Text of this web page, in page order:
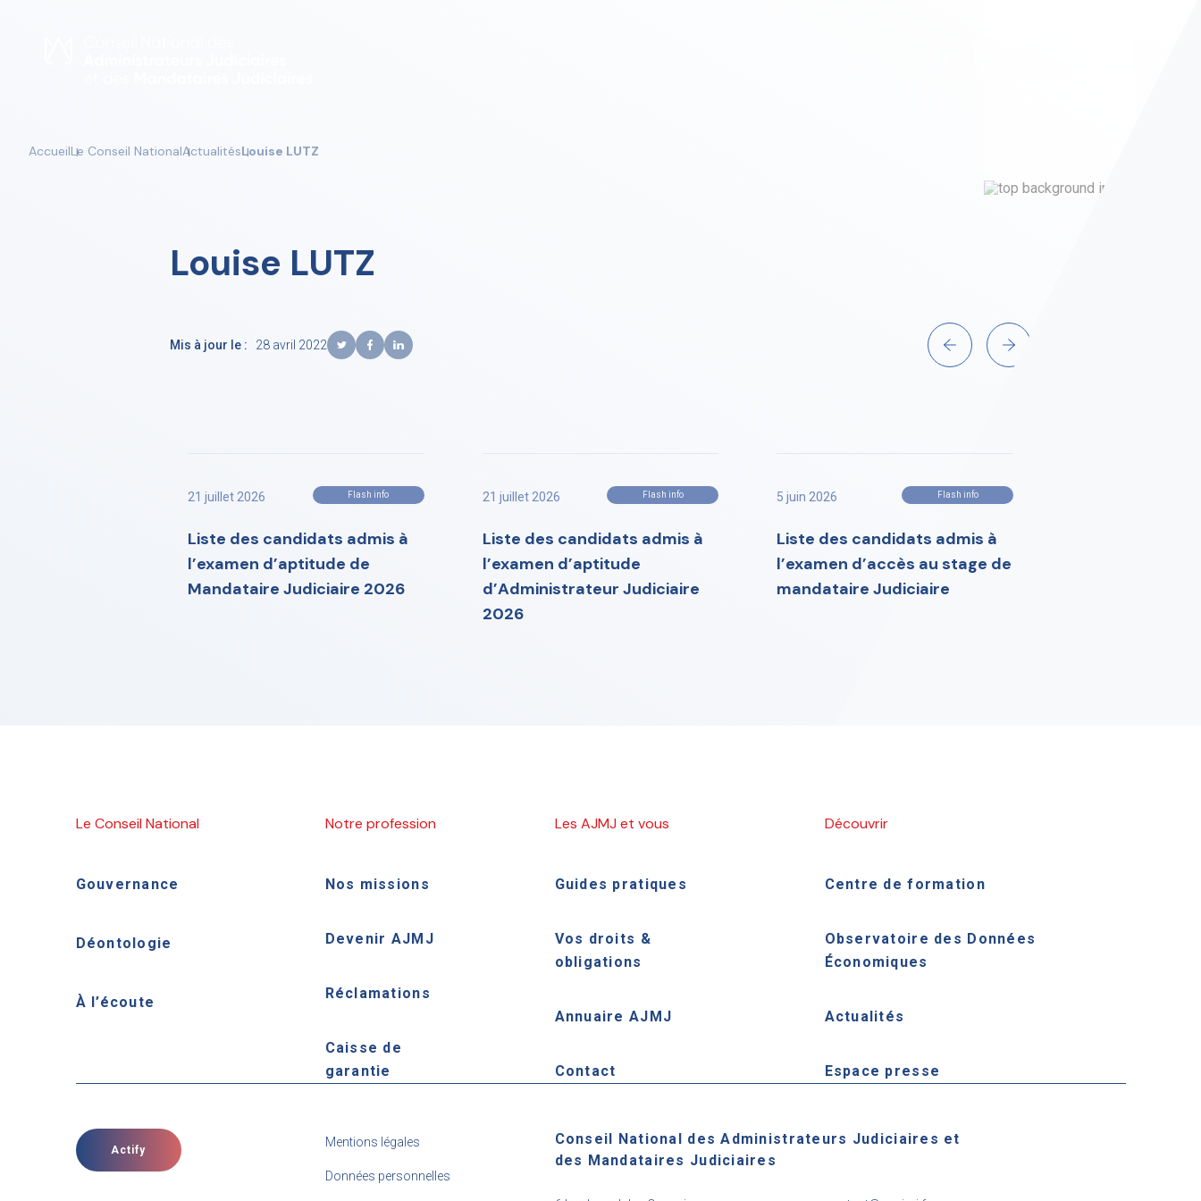
AccueilLe Conseil NationalActualitésLouise LUTZ
Louise LUTZ
Mis à jour le : 28 avril 2022
21 juillet 2026 Flash info
Liste des candidats admis à
l’examen d’aptitude de
Mandataire Judiciaire 2026
21 juillet 2026 Flash info
Liste des candidats admis à
l’examen d’aptitude
d’Administrateur Judiciaire
2026
5 juin 2026 Flash info
Liste des candidats admis à
l’examen d’accès au stage de
mandataire Judiciaire
Le Conseil National
Gouvernance
Déontologie
À l’écoute
Notre profession
Nos missions
Devenir AJMJ
Réclamations
Caisse de
garantie
Les AJMJ et vous
Guides pratiques
Vos droits &
obligations
Annuaire AJMJ
Contact
Découvrir
Centre de formation
Observatoire des Données
Économiques
Actualités
Espace presse
Actify
Mentions légales
Données personnelles
Conseil National des Administrateurs Judiciaires et
des Mandataires Judiciaires